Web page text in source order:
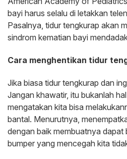
bayi harus selalu di letakkan
Pasalnya, tidur tengkurap akan
sindrom kematian bayi
Cara menghentikan tidur
Jika biasa tidur tengkurap dan
Jangan khawatir, itu bukanlah
mengatakan kita bisa
bantal. Menurutnya,
dengan baik membuatnya dapat
bumper yang mencegah kita